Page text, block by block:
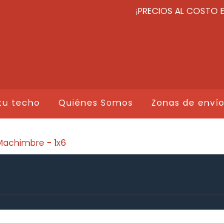
¡PRECIOS AL COSTO
techo Quiénes Somos Zonas de
- 1x6